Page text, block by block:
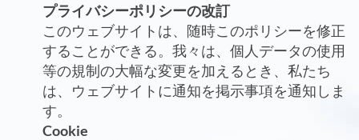
プライバシーポリシーの改訂
このウェブサイトは、随時このポリシーを修正
することができる。我々は、個人データの使用
等の規制の大幅な変更を加えるとき、私たち
は、ウェブサイトに通知を掲示事項を通知しま
す。
Cookie